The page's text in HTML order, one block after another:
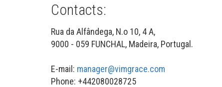
Contacts:
Rua da Alfândega, N.o 10, 4 A,
9000 - 059 FUNCHAL, Madeira, Portugal.
E-mail: manager@vimgrace.com
Phone: +442080028725